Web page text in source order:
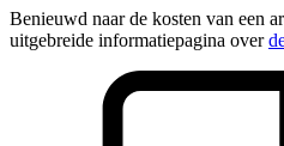
Benieuwd naar de kosten van een
uitgebreide informatiepagina over